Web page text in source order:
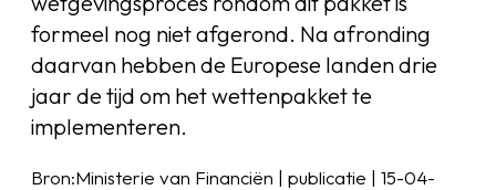
formeel nog niet afgerond. Na afronding
daarvan hebben de Europese landen drie
jaar de tijd om het wettenpakket te
implementeren.
Bron:Ministerie van Financiën | publicatie | 15-04-